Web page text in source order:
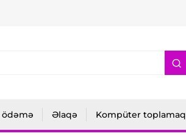
ödəmə Əlaqə Kompüter toplamaq